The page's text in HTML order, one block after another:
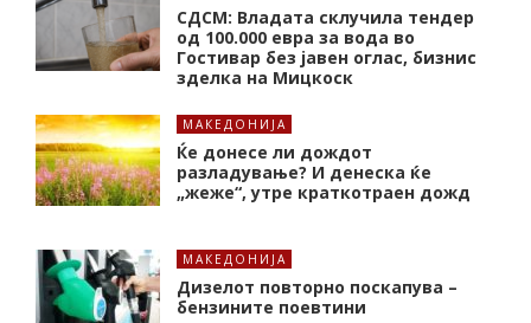
СДСМ: Владата склучила тендер
од 100.000 евра за вода во
Гостивар без јавен оглас, бизнис
зделка на Мицкоск
МАКЕДОНИЈА
Ќе донесе ли дождот
разладување? И денеска ќе
„жеже“, утре краткотраен дожд
МАКЕДОНИЈА
Дизелот повторно поскапува –
бензините поевтини